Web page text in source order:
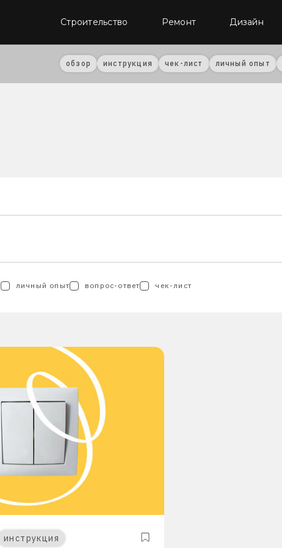
Строительство Ремонт Дизайн
обзор инструкция чек-лист личный опыт
личный опыт вопрос-ответ чек-лист
инструкция